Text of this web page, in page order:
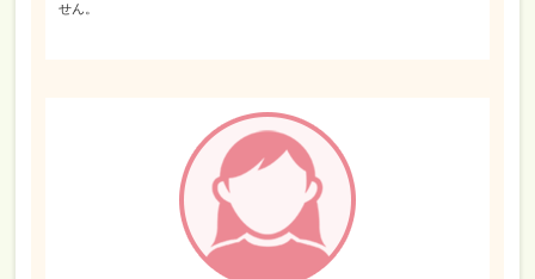
せん。